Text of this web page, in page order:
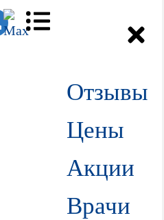
Отзывы
Цены
Акции
Врачи